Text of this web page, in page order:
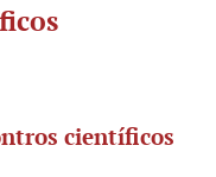
científicos